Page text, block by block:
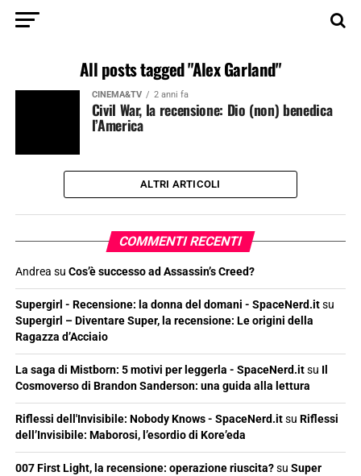
All posts tagged "Alex Garland"
CINEMA&TV 2 anni fa
Civil War, la recensione: Dio (non) benedica
l’America
ALTRI ARTICOLI
COMMENTI RECENTI
Andrea su Cos’è successo ad Assassin’s Creed?
Supergirl - Recensione: la donna del domani - SpaceNerd.itsu
Supergirl – Diventare Super, la recensione: Le origini della
Ragazza d’Acciaio
La saga di Mistborn: 5 motivi per leggerla - SpaceNerd.itsu Il
Cosmoverso di Brandon Sanderson: una guida alla lettura
Riflessi dell'Invisibile: Nobody Knows - SpaceNerd.itsu Riflessi
dell’Invisibile: Maborosi, l’esordio di Kore’eda
007 First Light, la recensione: operazione riuscita?su Super